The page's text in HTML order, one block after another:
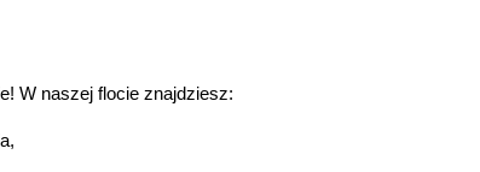
W naszej flocie znajdziesz: